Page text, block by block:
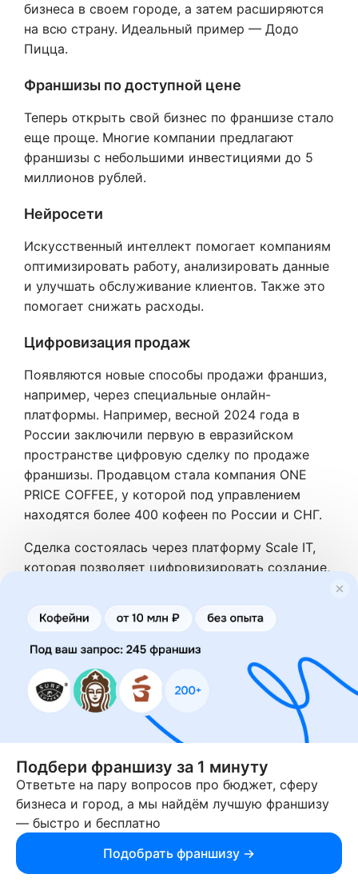
бизнеса в своем городе, а затем расширяются
на всю страну. Идеальный пример — Додо
Пицца.
Франшизы по доступной цене
Теперь открыть свой бизнес по франшизе стало
еще проще. Многие компании предлагают
франшизы с небольшими инвестициями до 5
миллионов рублей.
Нейросети
Искусственный интеллект помогает компаниям
оптимизировать работу, анализировать данные
и улучшать обслуживание клиентов. Также это
помогает снижать расходы.
Цифровизация продаж
Появляются новые способы продажи франшиз,
например, через специальные онлайн-
платформы. Например, весной 2024 года в
России заключили первую в евразийском
пространстве цифровую сделку по продаже
франшизы. Продавцом стала компания ONE
PRICE COFFEE, у которой под управлением
находятся более 400 кофеен по России и СНГ.
Сделка состоялась через платформу Scale IT,
которая позволяет цифровизировать создание,
блокчейн-технологий.Такая схема упрощает
процесс купли-продажи франшизы и может
повысить репутацию франчайзинга, сделав
рынок более прозрачным.
Выход на международный рынок
Российские компании активно осваивают
благоприятным климатом для бизнеса.
По
данным исследователей рынка, за последние
два года российские бизнесмены открыли 11
тыс. филиалов собственного бизнеса и франшиз
в зарубежных странах.
Подбери франшизу за 1 минуту
Ответьте на пару вопросов про бюджет, сферу
бизнеса и город, а мы найдём лучшую франшизу
— быстро и бесплатно
Подобрать франшизу →